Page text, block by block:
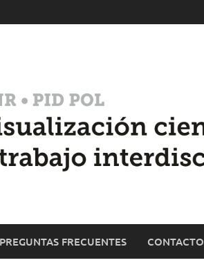
PREGUNTAS FRECUENTES CONTACTO